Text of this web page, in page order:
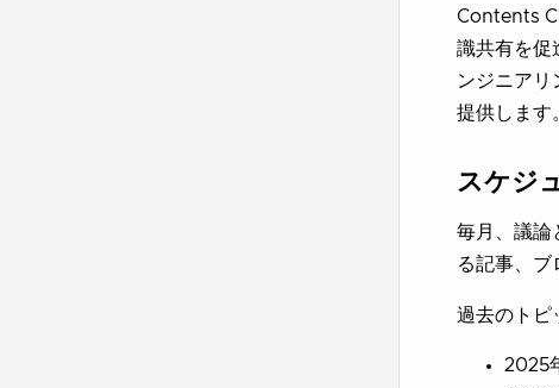
Contents
識共有を促
ンジニアリ
提供します
スケジ
毎月、議論
る記事、ブ
過去のトピ
2025